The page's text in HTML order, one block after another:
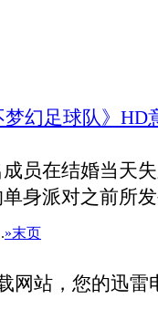
幻足球队》HD
在结婚当天失
身派对之前所
»末页
网站，您的迅雷